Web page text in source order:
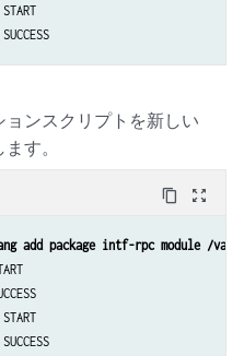
ンスクリプトを新しい
す。
content_copy zoom_out_map
add package intf-rpc module /